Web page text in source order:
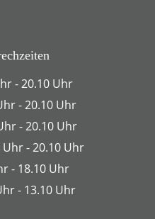
- 20.10 Uhr
- 20.10 Uhr
- 20.10 Uhr
- 20.10 Uhr
- 18.10 Uhr
- 13.10 Uhr